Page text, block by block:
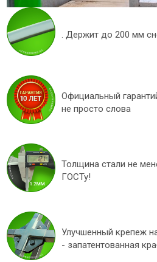
. Держит до 200 мм
Официальный
не просто слова
Толщина стали не
ГОСТу!
Улучшенный крепеж
- запатентованная